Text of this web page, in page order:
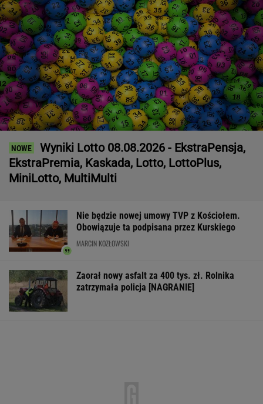
Wyniki Lotto 08.08.2026 - EkstraPensja,
EkstraPremia, Kaskada, Lotto, LottoPlus,
MiniLotto, MultiMulti
Nie będzie nowej umowy TVP z Kościołem.
Obowiązuje ta podpisana przez Kurskiego
MARCIN KOZŁOWSKI
Zaorał nowy asfalt za 400 tys. zł. Rolnika
zatrzymała policja [NAGRANIE]